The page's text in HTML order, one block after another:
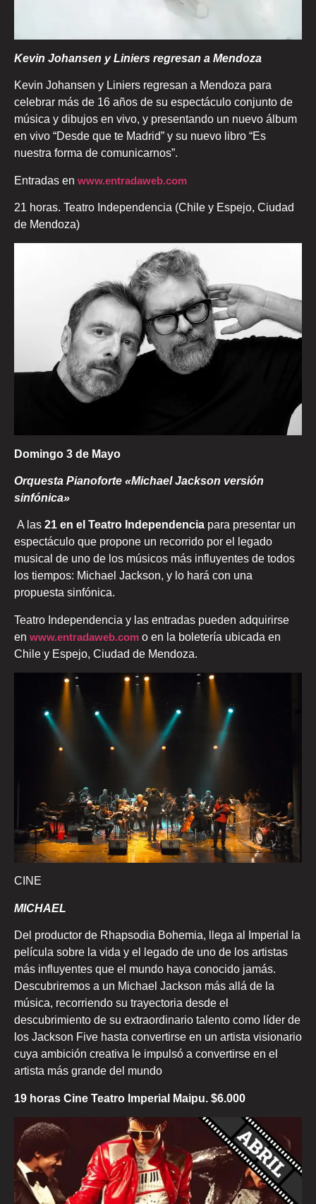
Kevin Johansen y Liniers regresan a Mendoza
Kevin Johansen y Liniers regresan a Mendoza para
celebrar más de 16 años de su espectáculo conjunto de
música y dibujos en vivo, y presentando un nuevo álbum
en vivo “Desde que te Madrid” y su nuevo libro “Es
nuestra forma de comunicarnos”.
Entradas en www.entradaweb.com
21 horas. Teatro Independencia (Chile y Espejo, Ciudad
de Mendoza)
Domingo 3 de Mayo
Orquesta Pianoforte «Michael Jackson versión
sinfónica»
A las 21 en el Teatro Independencia para presentar un
espectáculo que propone un recorrido por el legado
musical de uno de los músicos más influyentes de todos
los tiempos: Michael Jackson, y lo hará con una
propuesta sinfónica.
Teatro Independencia y las entradas pueden adquirirse
en www.entradaweb.com o en la boletería ubicada en
Chile y Espejo, Ciudad de Mendoza.
CINE
MICHAEL
Del productor de Rhapsodia Bohemia, llega al Imperial la
película sobre la vida y el legado de uno de los artistas
más influyentes que el mundo haya conocido jamás.
Descubriremos a un Michael Jackson más allá de la
música, recorriendo su trayectoria desde el
descubrimiento de su extraordinario talento como líder de
los Jackson Five hasta convertirse en un artista visionario
cuya ambición creativa le impulsó a convertirse en el
artista más grande del mundo
19 horas Cine Teatro Imperial Maipu. $6.000